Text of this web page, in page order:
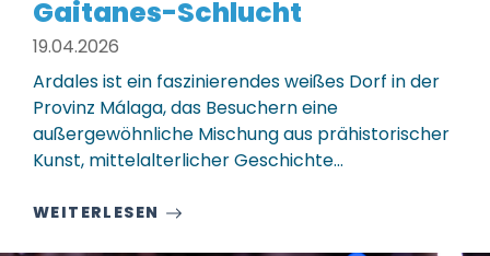
Gaitanes-Schlucht
19.04.2026
Ardales ist ein faszinierendes weißes Dorf in der
Provinz Málaga, das Besuchern eine
außergewöhnliche Mischung aus prähistorischer
Kunst, mittelalterlicher Geschichte…
WEITERLESEN